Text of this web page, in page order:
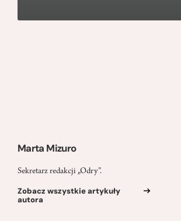
Marta Mizuro
Sekretarz redakcji „Odry”.
Zobacz wszystkie artykuły
autora